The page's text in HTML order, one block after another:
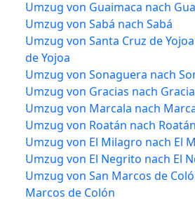
Umzug von Guaimaca nach
Umzug von Sabá nach Sabá
Umzug von Santa Cruz de
de Yojoa
Umzug von Sonaguera nach
Umzug von Gracias nach
Umzug von Marcala nach
Umzug von Roatán nach Roatán
Umzug von El Milagro nach El
Umzug von El Negrito nach El
Umzug von San Marcos de
Marcos de Colón